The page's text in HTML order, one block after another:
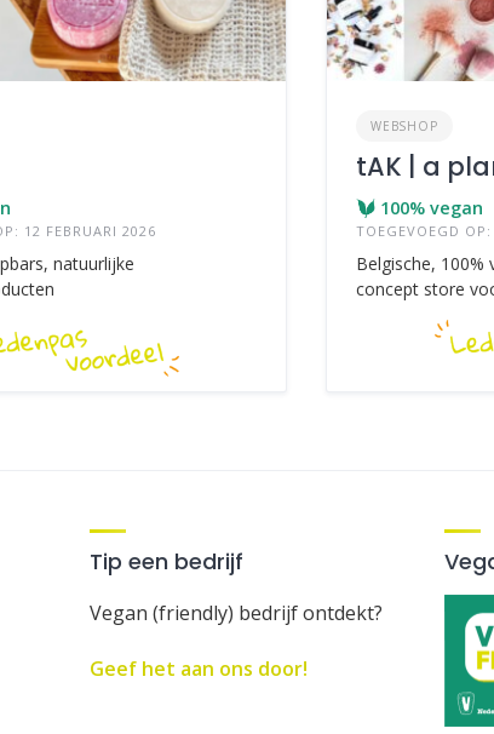
12 FEBRUARI 2026
natuurlijke
WEBSHOP
tAK | a
100% vegan
TOEGEVOEGD
Belgische, 100%
concept store
Tip een bedrijf
Vegan (friendly) bedrijf ontdekt?
Geef het aan ons door!